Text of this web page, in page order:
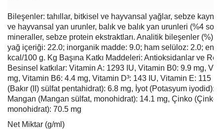
Bileşenler: tahıllar, bitkisel ve hayvansal yağlar, sebze
ve hayvansal yan urunler, balık ve balık yan urunleri (%4
mineraller, sebze protein ekstraktları. Analitik bileşenler (%):
yağ içeriği: 22.0; inorganik madde: 9.0; ham selüloz: 2.0;
kcal/100 g. Kg Başına Katkı Maddeleri: Antioksidanlar ve
Besinsel katkılar: Vitamin A: 1293 IU, Vitamin B0: 9.9 mg,
mg, Vitamin B6: 4.4 mg, Vitamin D³: 143 IU, Vitamin E: 115
(Bakır (II) sülfat pentahidrat): 6.8 mg, İyot (Potasyum iyodid):
Mangan (Mangan sülfat, monohidrat): 14.1 mg, Çinko (Çinko
monohidrat): 70.5 mg
Net Miktar (g/ml)